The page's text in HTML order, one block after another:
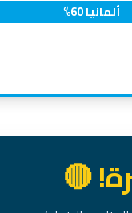
ألمانيا 60%
🔴